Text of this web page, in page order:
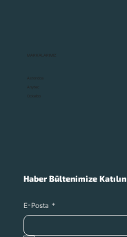
Haber Bültenimize Katılın
E-Posta *
MARKALARIMIZ
Anytec